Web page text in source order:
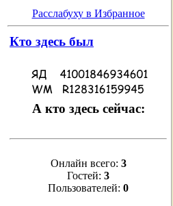
Расслабуху в Избранное
Кто здесь был
А кто здесь сейчас:
Онлайн всего: 3
Гостей: 3
Пользователей: 0